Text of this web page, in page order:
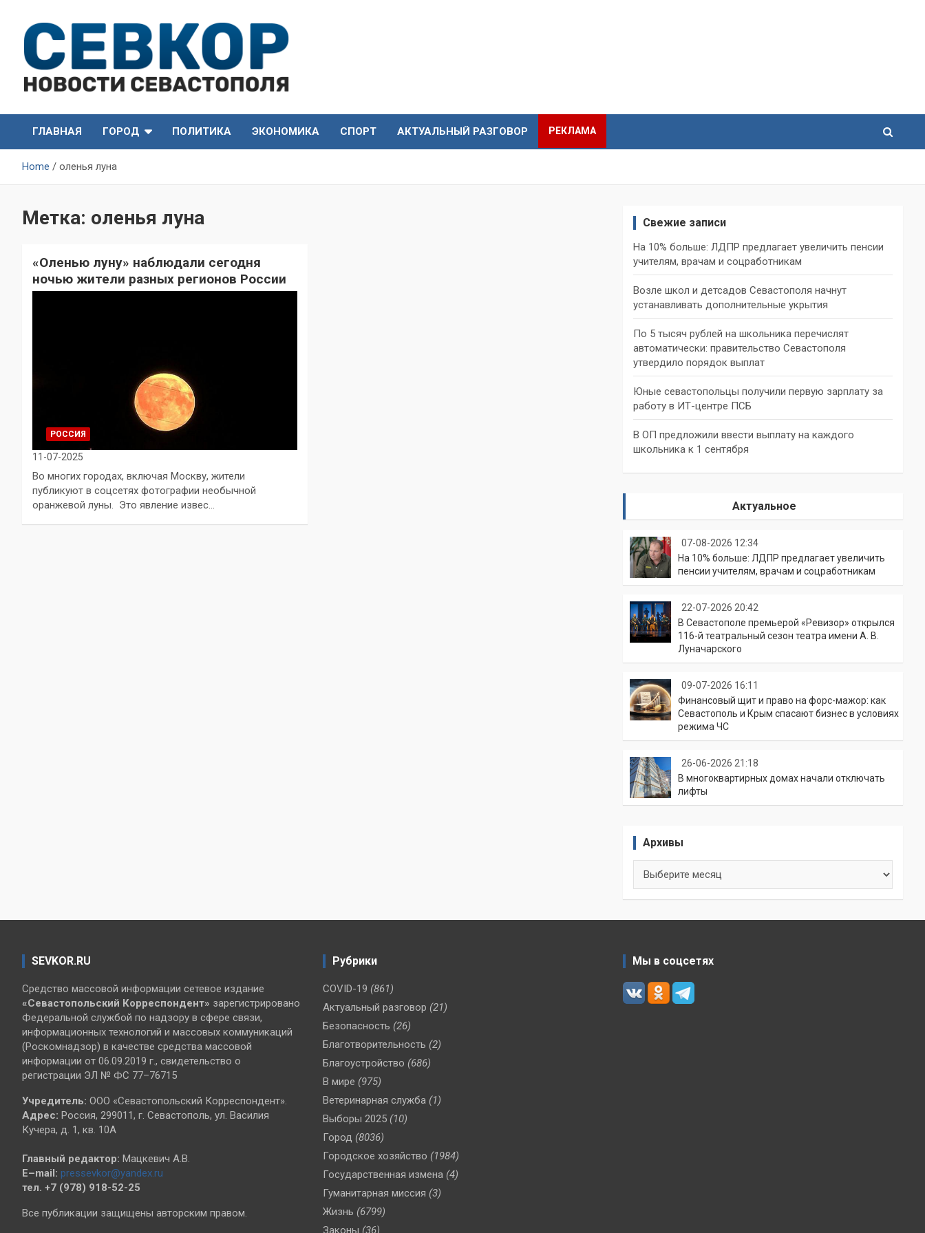
content
СевКор — Новости
Севастополя
Севастополя
ГЛАВНАЯ
ГОРОД ПОЛИТИКА ЭКОНОМИКА СПОРТ АКТУАЛЬНЫЙ РАЗГОВОР РЕКЛАМА
Home оленья луна
Метка: оленья луна
«Оленью луну» наблюдали сегодня
ночью жители разных регионов России
РОССИЯ
11-07-2025
Во многих городах, включая Москву, жители
публикуют в соцсетях фотографии необычной
оранжевой луны. Это явление извес…
Свежие записи
На 10% больше: ЛДПР предлагает увеличить пенсии
учителям, врачам и соцработникам
Возле школ и детсадов Севастополя начнут
устанавливать дополнительные укрытия
По 5 тысяч рублей на школьника перечислят
автоматически: правительство Севастополя
утвердило порядок выплат
Юные севастопольцы получили первую зарплату за
работу в ИТ-центре ПСБ
В ОП предложили ввести выплату на каждого
школьника к 1 сентября
Актуальное
07-08-2026 12:34
На 10% больше: ЛДПР предлагает увеличить
пенсии учителям, врачам и соцработникам
22-07-2026 20:42
В Севастополе премьерой «Ревизор» открылся
116-й театральный сезон театра имени А. В.
Луначарского
09-07-2026 16:11
Финансовый щит и право на форс-мажор: как
Севастополь и Крым спасают бизнес в условиях
режима ЧС
26-06-2026 21:18
В многоквартирных домах начали отключать
лифты
Архивы
SEVKOR.RU
Средство массовой информации сетевое издание
«Севастопольский Корреспондент» зарегистрировано
Федеральной службой по надзору в сфере связи,
информационных технологий и массовых коммуникаций
(Роскомнадзор) в качестве средства массовой
информации от 06.09.2019 г., свидетельство о
регистрации ЭЛ № ФС 77–76715
Учредитель: ООО «Севастопольский Корреспондент».
Адрес: Россия, 299011, г. Севастополь, ул. Василия
Кучера, д. 1, кв. 10А
Главный редактор: Мацкевич А.В.
E–mail: pressevkor@yandex.ru
тел. +7 (978) 918-52-25
Все публикации защищены авторским правом.
Рубрики
COVID-19 (861)
Актуальный разговор (21)
Безопасность (26)
Благотворительность (2)
Благоустройство (686)
В мире (975)
Ветеринарная служба (1)
Выборы 2025 (10)
Город (8036)
Городское хозяйство (1984)
Государственная измена (4)
Гуманитарная миссия (3)
Жизнь (6799)
Законы (36)
Мы в соцсетях